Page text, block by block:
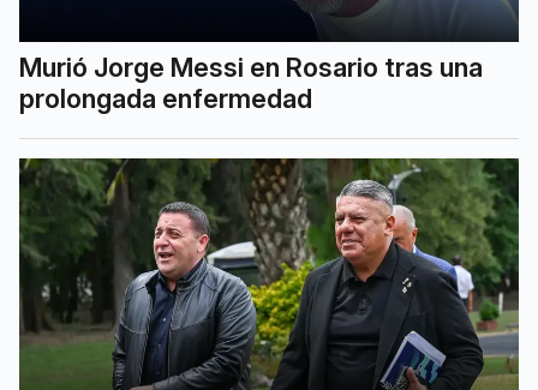
Murió Jorge Messi en Rosario tras una
prolongada enfermedad